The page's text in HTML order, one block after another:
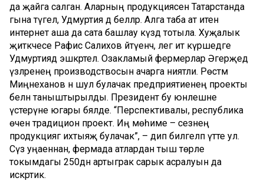
да җайга салган. Аларның продукциясен Татарстанда
гына түгел, Удмуртия дә беләләр. Алга таба ат итен
интернет аша да сата башлау күздә тотыла. Хуҗалык
җитәкчесе Рафис Салихов әйтүенчә, әлегә ит күршедәге
Удмуртиядә эшкәртелә. Озакламый фермерлар Әгерҗедә
үзләренең производствосын ачарга ниятли. Рөстәм
Миңнеханов әнә шул булачак предприятиенең проекты
белән таныштырылды. Президент бу юнәлешне
үстерүне югары бәяләде. “Перспективалы, республика
өчен традицион проект. Иң мөһиме – сезнең
продукциягә ихтыяҗ булачак”, – дип билгеләп үтте ул.
Сүз уңаеннан, фермада атлардан тыш төрле
токымдагы 250дән артыграк сарык асралуын да
искәртик.